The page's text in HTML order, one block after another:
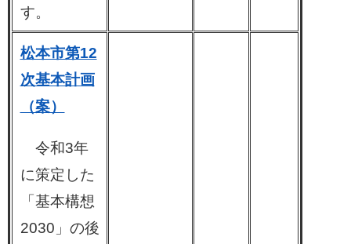
す。
松本市第12
次基本計画
（案）
令和3年
に策定した
「基本構想
2030」の後